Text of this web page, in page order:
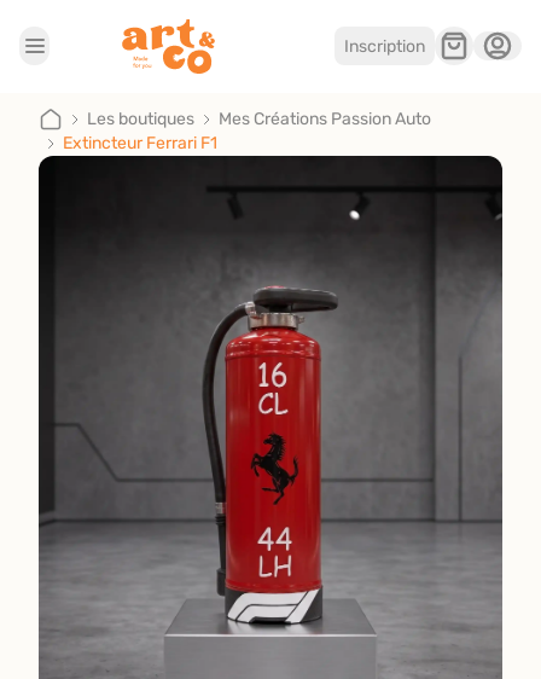
Inscription
Les boutiques
Je suis artisan
Les boutiques
Mes Créations Passion Auto
Extincteur Ferrari F1